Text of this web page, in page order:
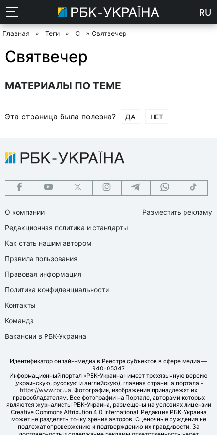
RU
Главная » Теги » С » Святвечер
Святвечер
МАТЕРИАЛЫ ПО ТЕМЕ
Эта страница была полезна? ДА НЕТ
О компании
Редакционная политика и стандарты
Как стать нашим автором
Правила пользования
Правовая информация
Политика конфиденциальности
Контакты
Команда
Вакансии в РБК-Украина
Разместить рекламу
Идентификатор онлайн-медиа в Реестре субъектов в сфере медиа —
R40-05347
Информационный портал «РБК-Украина» имеет трехязычную версию
(украинскую, русскую и английскую), главная страница портала –
https://www.rbc.ua. Фотографии, изображения принадлежат их
правообладателям. Все фотографии на Портале, авторами которых
являются журналисты РБК-Украина, размещены на условиях лицензии
Creative Commons Attribution 4.0 International. Редакция РБК-Украина
может не разделять точку зрения авторов. Оценочные суждения не
подлежат опровержению и подтверждению их правдивости. За